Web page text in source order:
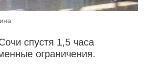
спустя 1,5 часа
ограничения.